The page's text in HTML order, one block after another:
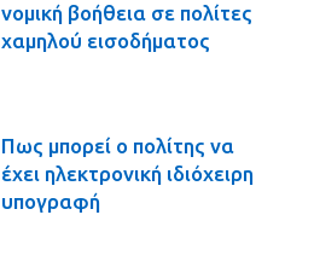
νομική βοήθεια σε πολίτες
χαμηλού εισοδήματος
Πως μπορεί ο πολίτης να
έχει ηλεκτρονική ιδιόχειρη
υπογραφή